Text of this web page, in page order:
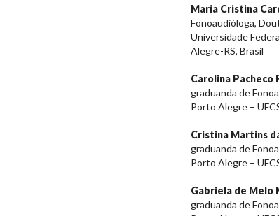
Maria Cristina
Fonoaudióloga,
Universidade
Alegre-RS, Brasil
Carolina Pacheco
graduanda de
Porto Alegre –
Cristina Martins
graduanda de
Porto Alegre –
Gabriela de Melo
graduanda de